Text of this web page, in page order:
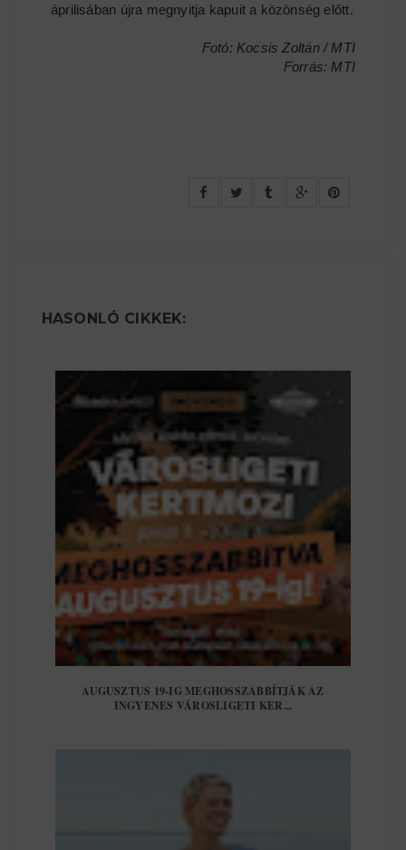
áprilisában újra megnyitja kapuit a közönség előtt.
Fotó: Kocsis Zoltán / MTI
Forrás: MTI
HASONLÓ CIKKEK:
AUGUSZTUS 19-IG MEGHOSSZABBÍTJÁK AZ
INGYENES VÁROSLIGETI KER...